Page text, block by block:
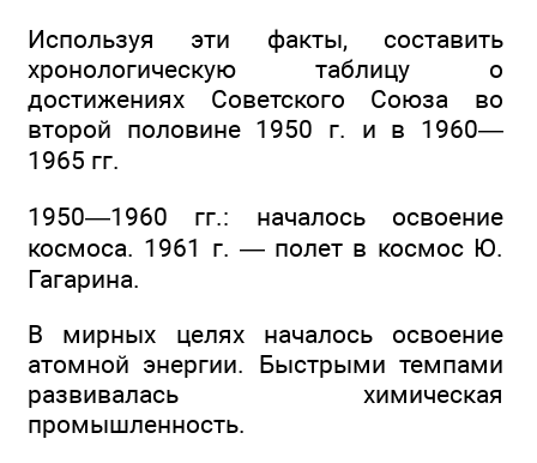
Используя эти факты, составить
хронологическую таблицу о
достижениях Советского Союза во
второй половине 1950 г. и в 1960—
1965 гг.
1950—1960 гг.: началось освоение
космоса. 1961 г. — полет в космос Ю.
Гагарина.
В мирных целях началось освоение
атомной энергии. Быстрыми темпами
развивалась химическая
промышленность.